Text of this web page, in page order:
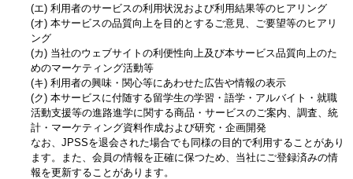
(エ) 利用者のサービスの利用状況および利用結果等のヒアリング
(オ) 本サービスの品質向上を目的とするご意見、ご要望等のヒアリ
ング
(カ) 当社のウェブサイトの利便性向上及び本サービス品質向上のた
めのマーケティング活動等
(キ) 利用者の興味・関心等にあわせた広告や情報の表示
(ク) 本サービスに付随する留学生の学習・語学・アルバイト・就職
活動支援等の進路進学に関する商品・サービスのご案内、調査、統
計・マーケティング資料作成および研究・企画開発
なお、JPSSを退会された場合でも同様の目的で利用することがあり
ます。また、会員の情報を正確に保つため、当社にご登録済みの情
報を更新することがあります。